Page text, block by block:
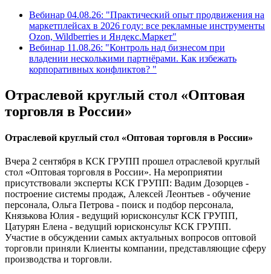
Вебинар 04.08.26: "Практический опыт продвижения на
маркетплейсах в 2026 году: все рекламные инструменты
Ozon, Wildberries и Яндекс.Маркет"
Вебинар 11.08.26: "Контроль над бизнесом при
владении несколькими партнёрами. Как избежать
корпоративных конфликтов? "
Отраслевой круглый стол «Оптовая
торговля в России»
Отраслевой круглый стол «Оптовая торговля в России»
Вчера 2 сентября в КСК ГРУПП прошел отраслевой круглый
стол «Оптовая торговля в России». На мероприятии
присутствовали эксперты КСК ГРУПП: Вадим Дозорцев -
построение системы продаж, Алексей Леонтьев - обучение
персонала, Ольга Петрова - поиск и подбор персонала,
Князькова Юлия - ведущий юрисконсульт КСК ГРУПП,
Цатурян Елена - ведущий юрисконсульт КСК ГРУПП.
Участие в обсуждении самых актуальных вопросов оптовой
торговли приняли Клиенты компании, представляющие сферу
производства и торговли.